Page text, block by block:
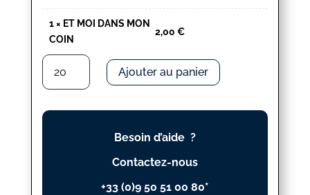
1× ET MOI DANS MON
COIN
2,00 €
quantité
ET
MOI
Ajouter au panier
Besoin d’aide ?
Contactez-nous
+33 (0)9 50 51 00 80*